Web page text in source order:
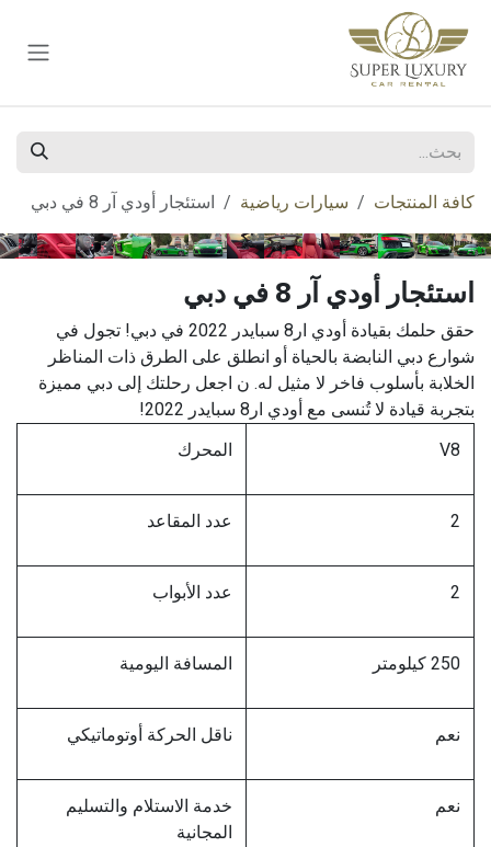
تخطي للذهاب إلى المحتوى
كافة المنتجات سيارات رياضية استئجار أودي آر 8 في دبي
استئجار أودي آر 8 في دبي
حقق حلمك بقيادة أودي ار8 سبايدر 2022 في دبي! تجول في
شوارع دبي النابضة بالحياة أو انطلق على الطرق ذات المناظر
الخلابة بأسلوب فاخر لا مثيل له. ن اجعل رحلتك إلى دبي مميزة
بتجربة قيادة لا تُنسى مع أودي ار8 سبايدر 2022!
V8
المحرك
2 عدد المقاعد
2 عدد الأبواب
250 كيلومتر المسافة اليومية
نعم ناقل الحركة أوتوماتيكي
نعم
خدمة الاستلام والتسليم
المجانية